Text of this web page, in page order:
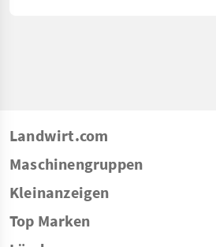
Landwirt.com
Maschinengruppen
Kleinanzeigen
Top Marken